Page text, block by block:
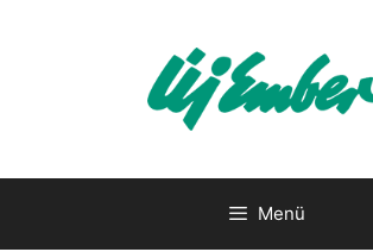
Menü